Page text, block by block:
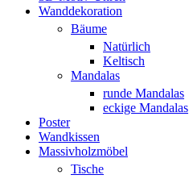
Wanddekoration
Bäume
Natürlich
Keltisch
Mandalas
runde Mandalas
eckige Mandalas
Poster
Wandkissen
Massivholzmöbel
Tische